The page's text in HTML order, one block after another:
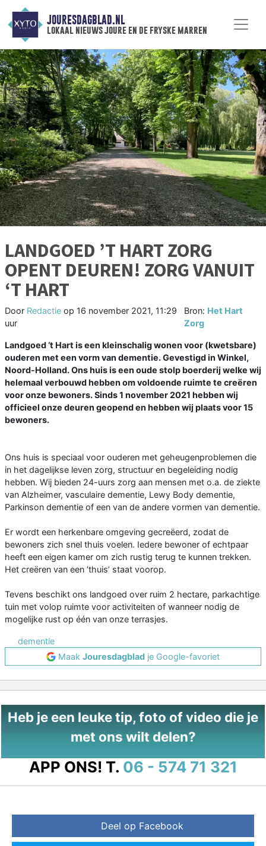
JOURESDAGBLAD.NL
lokaal nieuws joure en de fryske marren
LANDGOED ’T HART ZORG
OPENT DEUREN! ZORG VANUIT
‘T HART
Door Redactie op 16 november 2021, 11:29
uur
Bron: Het Hart
Zorg
Landgoed ‘t Hart is een kleinschalig wonen voor (kwetsbare)
ouderen met een vorm van dementie. Gevestigd in Winkel,
Noord-Holland. Ons huis is een oude stolp boerderij welke wij
helemaal verbouwd hebben om voldoende ruimte te creëren
voor onze bewoners. Sinds 1 november 2021 hebben wij
officieel onze deuren geopend en hebben wij plaats voor 15
bewoners.
Ons huis is speciaal voor ouderen met geheugenproblemen die
in het dagelijkse leven zorg, structuur en begeleiding nodig
hebben. Wij bieden 24-uurs zorg aan mensen met o.a. de ziekte
van Alzheimer, vasculaire dementie, Lewy Body dementie,
Parkinson dementie of een van de andere vormen van dementie.
Er wordt een herkenbare omgeving gecreëerd, zodat de
bewoners zich snel thuis voelen. Iedere bewoner of echtpaar
heeft een eigen kamer om zich rustig terug te kunnen trekken.
Het creëren van een ‘thuis’ staat voorop.
Tevens beschikt ons landgoed over ruim 2 hectare, parkachtige
tuin met volop ruimte voor activiteiten of wanneer nodig de
mogelijke rust op één van onze terrasjes.
dementie
Maak Jouresdagblad je Google-favoriet
Heb je een leuke tip, foto of video die je
met ons wilt delen?
APP ONS! T. 06 - 574 71 321
Deel op Facebook